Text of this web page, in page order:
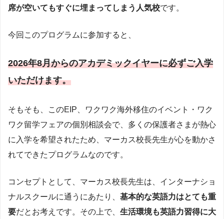
席が空いてもすぐに埋まってしまう人気校です。
今回このプログラムに参加すると、
2026年8月からのアカデミックイヤーに必ずご入学
いただけます。
そもそも、このEIP、ワクワク海外移住のイベント・ワク
ワク留学フェアの個別相談会で、多くの保護者さまが熱心
に入学を希望されたため、マーカス校長先生が心を動かさ
れてできたプログラムなのです。
コンセプトとして、マーカス校長先生は、インターナショ
ナルスクールに通うにあたり、 基本的な英語力はとても重
要だとお考えです。その上で、 生活環境も英語力習得に大